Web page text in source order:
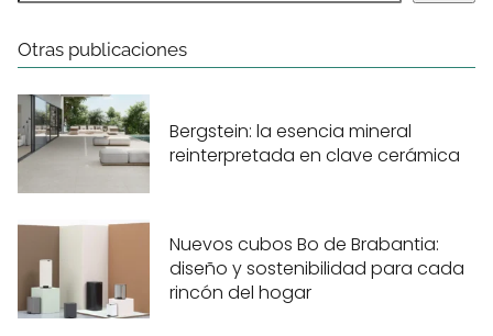
Otras publicaciones
Bergstein: la esencia mineral
reinterpretada en clave cerámica
Nuevos cubos Bo de Brabantia:
diseño y sostenibilidad para cada
rincón del hogar